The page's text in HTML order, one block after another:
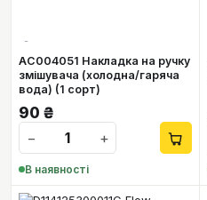
-
AC004051 Накладка на ручку
змішувача (холодна/гаряча
вода) (1 сорт)
90 ₴
−
+
В наявності